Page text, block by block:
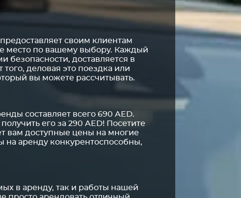
своим клиентам
место по вашему выбору. Каждый
доставляется в
деловая это поездка или
вы можете рассчитывать.
составляет всего 690 AED.
его за 290 AED! Посетите
вам доступные цены на многие
аренду конкурентоспособны,
в аренду, так и работы нашей